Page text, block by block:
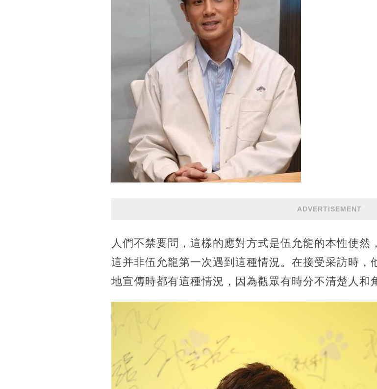
ADVERTISEMENT
人們不禁要問，這樣的應對方式是伍允龍的本性使然
這并非伍允龍第一次遇到這種情況。在接受采訪時，
地宣傳時都有這種情況，因為觀眾有時分不清楚人和